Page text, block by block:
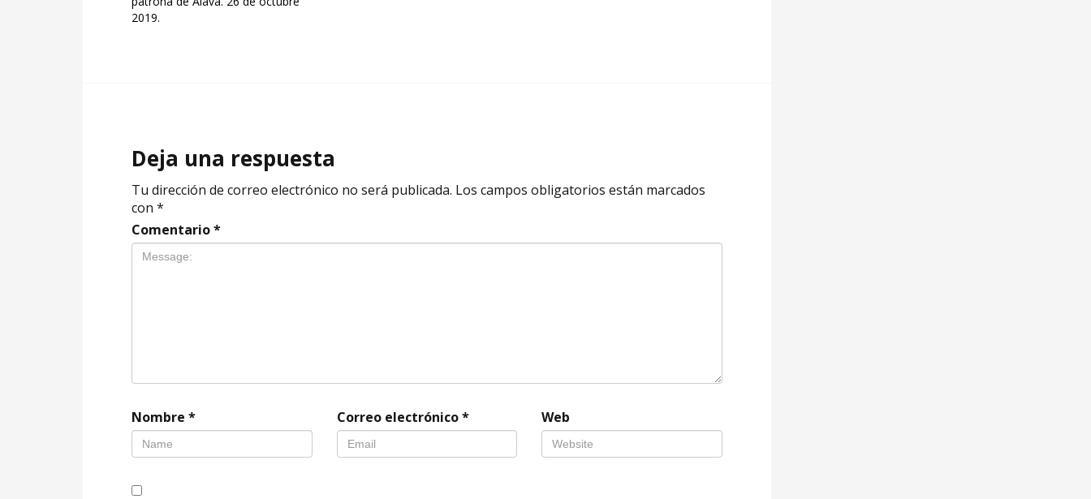
2019.
Deja una respuesta
Tu dirección de correo electrónico no será publicada. Los campos obligatorios están marcados
con *
Comentario*
Nombre * Correo electrónico* Web